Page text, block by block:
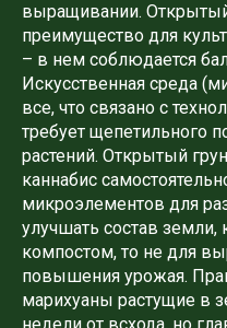
выращивании.
преимущество для
– в нем соблюдается
Искусственная среда
все, что связано с
требует щепетильного
растений. Открытый
каннабис
микроэлементов для
улучшать состав
компостом, то не для
повышения урожая.
марихуаны растущие в